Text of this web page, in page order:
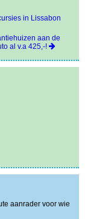
in Lissabon
aan de
al v.a 425,-!
aanrader voor wie